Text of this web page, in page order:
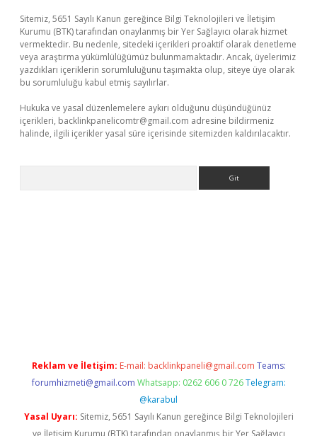
Sitemiz, 5651 Sayılı Kanun gereğince Bilgi Teknolojileri ve İletişim
Kurumu (BTK) tarafından onaylanmış bir Yer Sağlayıcı olarak hizmet
vermektedir. Bu nedenle, sitedeki içerikleri proaktif olarak denetleme
veya araştırma yükümlülüğümüz bulunmamaktadır. Ancak, üyelerimiz
yazdıkları içeriklerin sorumluluğunu taşımakta olup, siteye üye olarak
bu sorumluluğu kabul etmiş sayılırlar.
Hukuka ve yasal düzenlemelere aykırı olduğunu düşündüğünüz
içerikleri, backlinkpanelicomtr@gmail.com adresine bildirmeniz
halinde, ilgili içerikler yasal süre içerisinde sitemizden kaldırılacaktır.
Reklam ve İletişim: E-mail: backlinkpaneli@gmail.com Teams:
forumhizmeti@gmail.com Whatsapp: 0262 606 0 726 Telegram:
@karabul
Yasal Uyarı: Sitemiz, 5651 Sayılı Kanun gereğince Bilgi Teknolojileri
ve İletişim Kurumu (BTK) tarafından onaylanmış bir Yer Sağlayıcı